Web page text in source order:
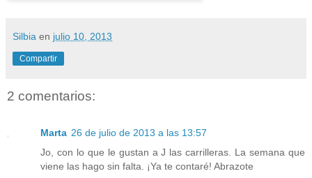
Silbia en julio 10, 2013
Compartir
2 comentarios:
Marta 26 de julio de 2013 a las 13:57
Jo, con lo que le gustan a J las carrilleras. La semana que
viene las hago sin falta. ¡Ya te contaré! Abrazote